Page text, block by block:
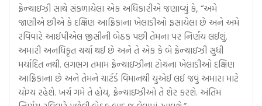
ફ્રેન્ચાઇઝી સાથે સંકળાયેલા એક અધિકારીએ જણાવ્યું કે, “અમે
જાણીએ છીએ કે દક્ષિણ આફ્રિકાના ખેલાડીઓ ફસાયેલા છે અને અમે
રવિવારે આઈપીએલ જીસીની બેઠક પછી તેમના પર નિર્ણય લઈશું.
અમારી અનધિકૃત ચર્ચા થઈ છે અને તે એક કે બે ફ્રેન્ચાઇઝી સુધી
મર્યાદિત નથી. લગભગ તમામ ફ્રેન્ચાઇઝીના ટોચના ખેલાડીઓ દક્ષિણ
આફ્રિકાના છે અને તેમને ચાર્ટર્ડ વિમાનથી યુએઈ લઈ જવું અમારા માટે
યોગ્ય રહેશે. ખર્ચ ગમે તે હોય, ફ્રેન્ચાઇઝીઓ તે શેર કરશે. અંતિમ